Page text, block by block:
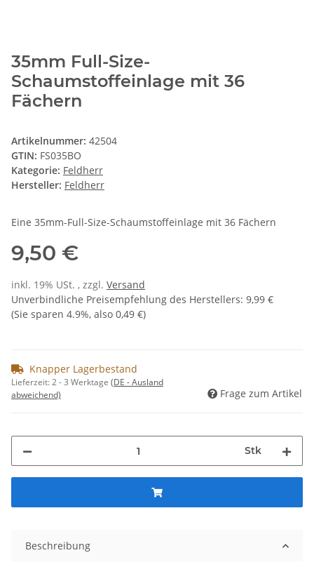
35mm Full-Size-
Schaumstoffeinlage mit 36
Fächern
Artikelnummer: 42504
GTIN: FS035BO
Kategorie: Feldherr
Hersteller: Feldherr
Eine 35mm-Full-Size-Schaumstoffeinlage mit 36 Fächern
9,50 €
inkl. 19% USt. , zzgl. Versand
Unverbindliche Preisempfehlung des Herstellers: 9,99 €
(Sie sparen 4.9%, also 0,49 €)
Knapper Lagerbestand
Lieferzeit:2 - 3 Werktage (DE - Ausland
abweichend)
Frage zum Artikel
Stk
Beschreibung